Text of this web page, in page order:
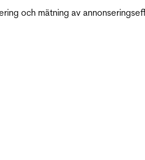
och mätning av